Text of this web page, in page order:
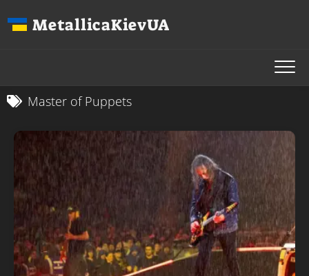
до
MetallicaKievUA
Master of Puppets